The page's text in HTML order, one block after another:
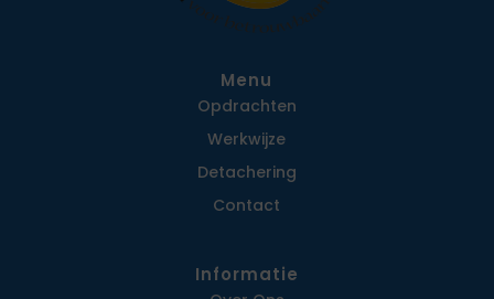
Menu
Opdrachten
Werkwijze
Detachering
Contact
Informatie